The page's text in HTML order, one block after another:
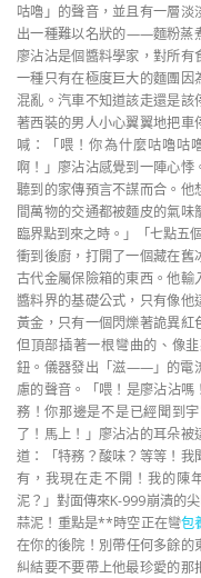
咕嚕」的聲音，並且有一層
出一種難以名狀的——麵粉蒸
廖沾沾是個醬料學家，對所
一種只有在極度巨大的麵團因
混亂。汽車不知道該走還是
著西裝的男人小心翼翼地把車
喊：「喂！你為什麼咕嚕咕
啊！」廖沾沾感覺到一陣心
聽到的家傳預言不謀而合。
間萬物的交通都被麵皮的氣
臨界點到來之時。」「七點五
衝到後廚，打開了一個藏在
古代金屬保險箱的東西。他
醬料界的基礎公式，只有像
黃金，只有一個閃爍著詭異紅
但頂部插著一根彎曲的、像
鈕。儀器發出「滋——」的電
慮的聲音。「喂！是廖沾沾
務！你那邊是不是已經聞到
了！馬上！」廖沾沾的耳朵
道：「特務？酸味？等等！
有，我現在走不開！我的陳
泥？」對面傳來K-999崩潰的
蒜泥！重點是**時空正在彎包
在你的後院！別帶任何多餘
糾結要不要帶上他最珍愛的